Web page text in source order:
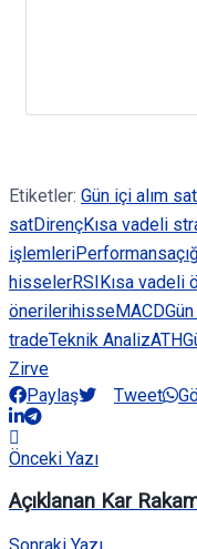
Etiketler: Gün içi alım
satDirençKısa vadeli
işlemleriPerformans
hisselerRSIKısa vadeli
önerilerihisseMACD
tradeTeknik AnalizATH
Zirve
Paylaş
Tweet
Önceki Yazı
Açıklanan Kar